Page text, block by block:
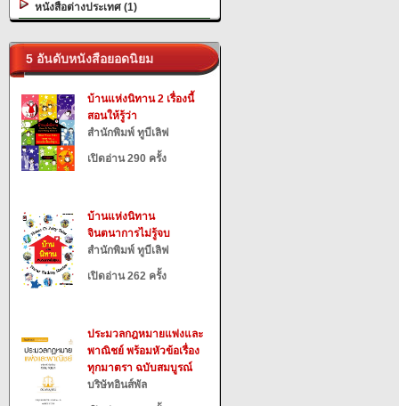
หนังสือต่างประเทศ (1)
5 อันดับหนังสือยอดนิยม
บ้านแห่งนิทาน 2 เรื่องนี้
สอนให้รู้ว่า
สำนักพิมพ์ ทูบีเลิฟ
เปิดอ่าน 290 ครั้ง
บ้านแห่งนิทาน
จินตนาการไม่รู้จบ
สำนักพิมพ์ ทูบีเลิฟ
เปิดอ่าน 262 ครั้ง
ประมวลกฎหมายแพ่งและ
พาณิชย์ พร้อมหัวข้อเรื่อง
ทุกมาตรา ฉบับสมบูรณ์
บริษัทอินส์พัล